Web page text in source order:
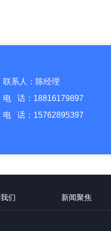
联系人：陈经理
电 话：18816179897
电 话：15762895397
们 新闻聚焦